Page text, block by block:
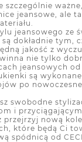
szczególnie
jeansowe, ale
jeansowego ze
dokładnie tym,
jakość z
nie tylko
jeansowych
są
po
swobodne
i
przejrzyj nową
które będą Ci
spódnicą od